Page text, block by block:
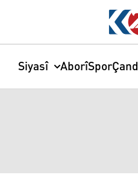
Siyasî AborîSporÇand